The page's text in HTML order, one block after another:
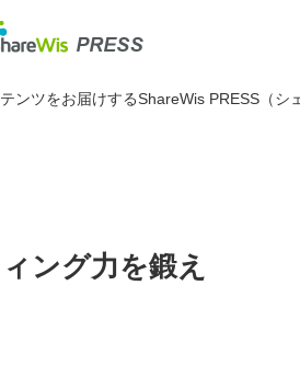
ンツをお届けするShareWis PRESS（シ
ング力を鍛え